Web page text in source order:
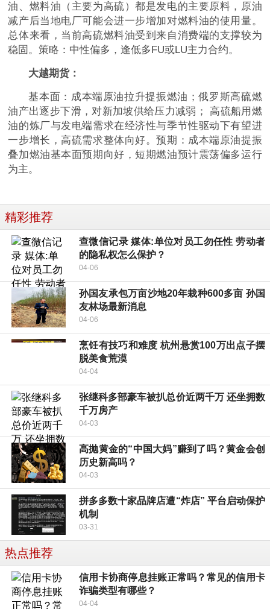
油、燃料油（主要为高硫）都是发电的主要原料，原油
减产后当地电厂可能会进一步增加对燃料油的使用量。
总体来看，当前高硫燃料油受到来自消费端的支撑较为
稳固。策略：中性偏多，逢低多FU或LU主力合约。
大越期货：
基本面：成本端原油拉升提振燃油；俄罗斯高硫燃
油产出逐步下滑，对新加坡供给压力减弱； 高硫船用燃
油的炼厂与发电端需求在经济性与季节性驱动下有望进
一步增长，高硫需求整体向好。预期：成本端原油提振
叠加燃油基本面预期向好，短期燃油预计震荡偏多运行
为主。
精彩推荐
查微信记录 媒体:单位对员工勿任性 劳动者
的隐私权怎么保护？
04-06
孙国友承包万亩沙地20年栽种600多亩 孙国
友林场最新消息
04-06
烹饪有技巧和难度 杭州悬赏100万出点子摆
脱美食荒漠
04-04
张继科多部豪车被扒总价近两千万 还坐拥数
千万房产
04-03
高抛黄金的“中国大妈”赚到了吗？黄金会创
历史新高吗？
04-03
拼多多数十家品牌店遭“炸店” 平台启动保护
机制
03-31
热点推荐
信用卡协商停息挂账正常吗？常见的信用卡
诈骗类型有哪些？
04-04